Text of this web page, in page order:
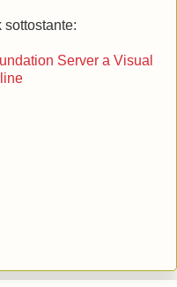
Server a Visual